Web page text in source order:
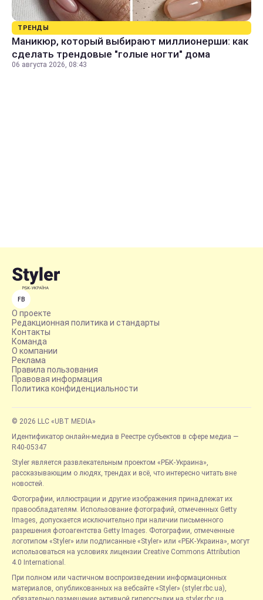
ТРЕНДЫ
Маникюр, который выбирают миллионерши: как
сделать трендовые "голые ногти" дома
06 августа 2026, 08:43
FB
О проекте
Редакционная политика и стандарты
Контакты
Команда
О компании
Реклама
Правила пользования
Правовая информация
Политика конфиденциальности
© 2026 LLC «UBT MEDIA»
Идентификатор онлайн-медиа в Реестре субъектов в сфере медиа —
R40-05347
Styler является развлекательным проектом «РБК-Украина»,
рассказывающим о людях, трендах и всё, что интересно читать вне
новостей.
Фотографии, иллюстрации и другие изображения принадлежат их
правообладателям. Использование фотографий, отмеченных Getty
Images, допускается исключительно при наличии письменного
разрешения фотоагентства Getty Images. Фотографии, отмеченные
логотипом «Styler» или подписанные «Styler» или «РБК-Украина», могут
использоваться на условиях лицензии Creative Commons Attribution
4.0 International.
При полном или частичном воспроизведении информационных
материалов, опубликованных на вебсайте «Styler» (styler.rbc.ua),